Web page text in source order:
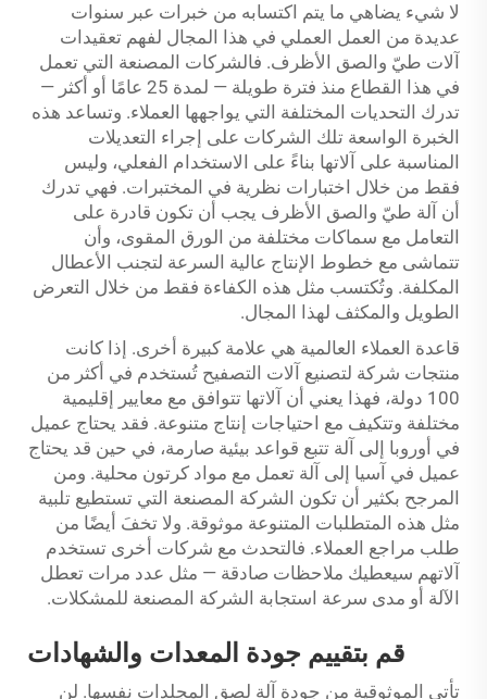
لا شيء يضاهي ما يتم اكتسابه من خبرات عبر سنوات
عديدة من العمل العملي في هذا المجال لفهم تعقيدات
آلات طيّ والصق الأظرف. فالشركات المصنعة التي تعمل
في هذا القطاع منذ فترة طويلة — لمدة 25 عامًا أو أكثر —
تدرك التحديات المختلفة التي يواجهها العملاء. وتساعد هذه
الخبرة الواسعة تلك الشركات على إجراء التعديلات
المناسبة على آلاتها بناءً على الاستخدام الفعلي، وليس
فقط من خلال اختبارات نظرية في المختبرات. فهي تدرك
أن آلة طيّ والصق الأظرف يجب أن تكون قادرة على
التعامل مع سماكات مختلفة من الورق المقوى، وأن
تتماشى مع خطوط الإنتاج عالية السرعة لتجنب الأعطال
المكلفة. وتُكتسب مثل هذه الكفاءة فقط من خلال التعرض
الطويل والمكثف لهذا المجال.
قاعدة العملاء العالمية هي علامة كبيرة أخرى. إذا كانت
منتجات شركة لتصنيع آلات التصفيح تُستخدم في أكثر من
100 دولة، فهذا يعني أن آلاتها تتوافق مع معايير إقليمية
مختلفة وتتكيف مع احتياجات إنتاج متنوعة. فقد يحتاج عميل
في أوروبا إلى آلة تتبع قواعد بيئية صارمة، في حين قد يحتاج
عميل في آسيا إلى آلة تعمل مع مواد كرتون محلية. ومن
المرجح بكثير أن تكون الشركة المصنعة التي تستطيع تلبية
مثل هذه المتطلبات المتنوعة موثوقة. ولا تخفَ أيضًا من
طلب مراجع العملاء. فالتحدث مع شركات أخرى تستخدم
آلاتهم سيعطيك ملاحظات صادقة — مثل عدد مرات تعطل
الآلة أو مدى سرعة استجابة الشركة المصنعة للمشكلات.
قم بتقييم جودة المعدات والشهادات
تأتي الموثوقية من جودة آلة لصق المجلدات نفسها. لن